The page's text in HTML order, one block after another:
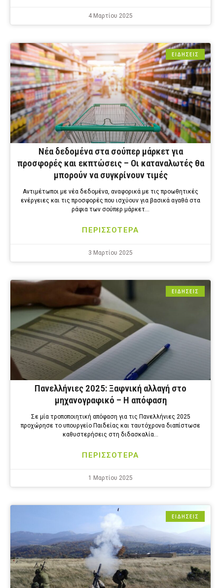
4 Μαρτίου 2025
ΕΙΔΗΣΕΙΣ
Νέα δεδομένα στα σούπερ μάρκετ για
προσφορές και εκπτώσεις – Οι καταναλωτές θα
μπορούν να συγκρίνουν τιμές
Αντιμέτωποι με νέα δεδομένα, αναφορικά με τις προωθητικές
ενέργειες και τις προσφορές που ισχύουν για βασικά αγαθά στα
ράφια των σούπερ μάρκετ…
ΠΕΡΙΣΣΟΤΕΡΑ
3 Μαρτίου 2025
ΕΙΔΗΣΕΙΣ
Πανελλήνιες 2025: Ξαφνική αλλαγή στο
μηχανογραφικό – Η απόφαση
Σε μία τροποποιητική απόφαση για τις Πανελλήνιες 2025
προχώρησε το υπουργείο Παιδείας και ταυτόχρονα διαπίστωσε
καθυστερήσεις στη διδασκαλία…
ΠΕΡΙΣΣΟΤΕΡΑ
1 Μαρτίου 2025
ΕΙΔΗΣΕΙΣ